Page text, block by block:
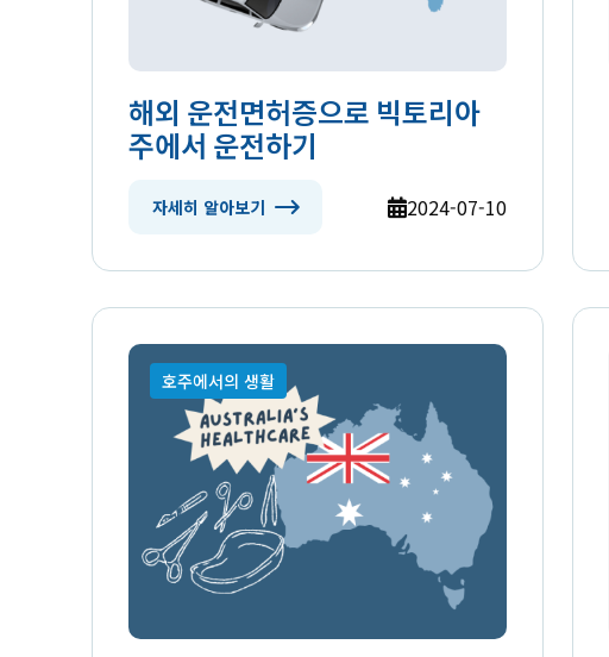
해외 운전면허증으로 빅토리아
주에서 운전하기
자세히 알아보기 2024-07-10
호주에서의 생활